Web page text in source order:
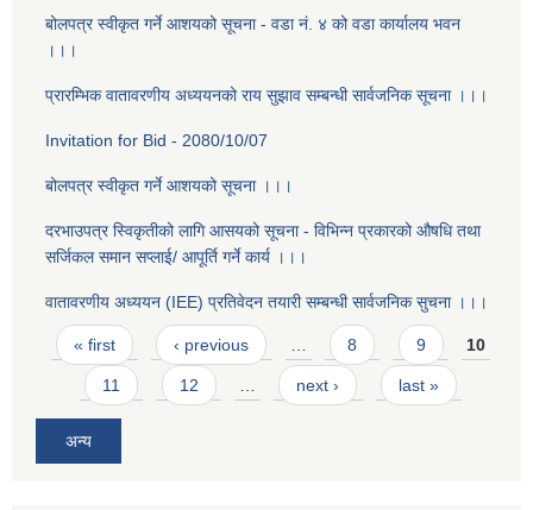
बोलपत्र स्वीकृत गर्ने आशयको सूचना - वडा न‌ं. ४ को वडा कार्यालय भवन
।।।
प्रारम्भिक वातावरणीय अध्ययनको राय सुझाव सम्बन्धी सार्वजनिक सूचना ।।।
Invitation for Bid - 2080/10/07
बोलपत्र स्वीकृत गर्ने आशयको सूचना ।।।
दरभाउपत्र स्विकृतीको लागि आसयको सूचना - विभिन्न प्रकारको औषधि तथा
सर्जिकल समान सप्लाई/ आपूर्ति गर्ने कार्य ।।।
वातावरणीय अध्ययन (IEE) प्रतिवेदन तयारी सम्बन्धी सार्वजनिक सुचना ।।।
Pages
« first ‹ previous … 8 9 10
11 12 … next › last »
अन्य